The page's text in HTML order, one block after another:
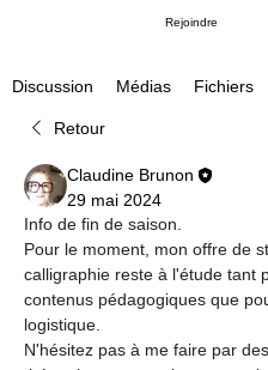
Rejoindre
Discussion Médias Fichiers
Retour
Claudine Brunon
29 mai 2024
Info de fin de saison.
Pour le moment, mon offre de
calligraphie reste à l'étude tant
contenus pédagogiques que
logistique.
N'hésitez pas à me faire par des